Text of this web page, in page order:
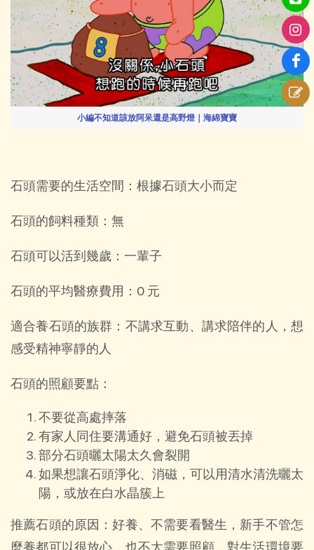
小編不知道該放阿呆還是高野燈｜海綿寶寶
石頭需要的生活空間：根據石頭大小而定
石頭的飼料種類：無
石頭可以活到幾歲：一輩子
石頭的平均醫療費用：0 元
適合養石頭的族群：不講求互動、講求陪伴的人，想
感受精神寧靜的人
石頭的照顧要點：
不要從高處摔落
有家人同住要溝通好，避免石頭被丟掉
部分石頭曬太陽太久會裂開
如果想讓石頭淨化、消磁，可以用清水清洗曬太
陽，或放在白水晶簇上
推薦石頭的原因：好養、不需要看醫生，新手不管怎
麼養都可以很放心，也不太需要照顧，對生活環境要